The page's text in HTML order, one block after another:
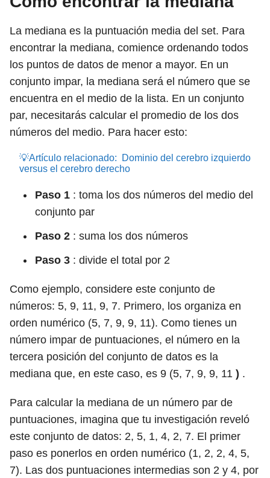
La mediana es la puntuación media del set. Para
encontrar la mediana, comience ordenando todos
los puntos de datos de menor a mayor. En un
conjunto impar, la mediana será el número que se
encuentra en el medio de la lista. En un conjunto
par, necesitarás calcular el promedio de los dos
números del medio. Para hacer esto:
💡Artículo relacionado:
Dominio del cerebro izquierdo
versus el cerebro derecho
Paso 1 : toma los dos números del medio del
conjunto par
Paso 2 : suma los dos números
Paso 3 : divide el total por 2
Como ejemplo, considere este conjunto de
números: 5, 9, 11, 9, 7. Primero, los organiza en
orden numérico (5, 7, 9, 9, 11). Como tienes un
número impar de puntuaciones, el número en la
tercera posición del conjunto de datos es la
mediana que, en este caso, es 9 (5, 7, 9, 9, 11 ) .
Para calcular la mediana de un número par de
puntuaciones, imagina que tu investigación reveló
este conjunto de datos: 2, 5, 1, 4, 2, 7. El primer
paso es ponerlos en orden numérico (1, 2, 2, 4, 5,
7). Las dos puntuaciones intermedias son 2 y 4, por